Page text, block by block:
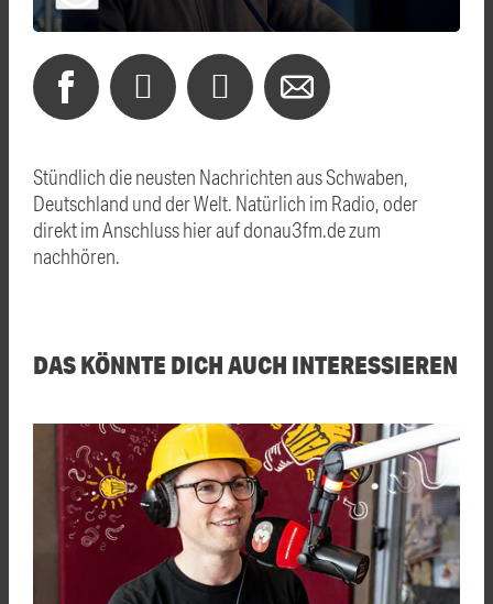
Stündlich die neusten Nachrichten aus Schwaben,
Deutschland und der Welt. Natürlich im Radio, oder
direkt im Anschluss hier auf donau3fm.de zum
nachhören.
DAS KÖNNTE DICH AUCH INTERESSIEREN